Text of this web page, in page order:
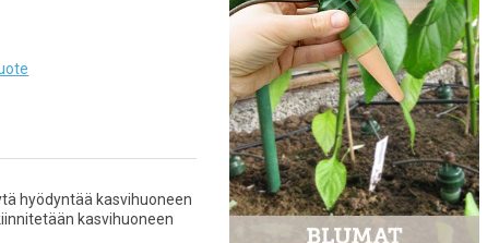
hyödyntää kasvihuoneen
kasvihuoneen